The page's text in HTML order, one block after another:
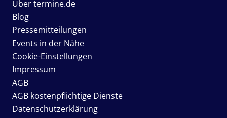
Über termine.de
Blog
Pressemitteilungen
Events in der Nähe
Cookie-Einstellungen
Impressum
AGB
AGB kostenpflichtige Dienste
Datenschutzerklärung